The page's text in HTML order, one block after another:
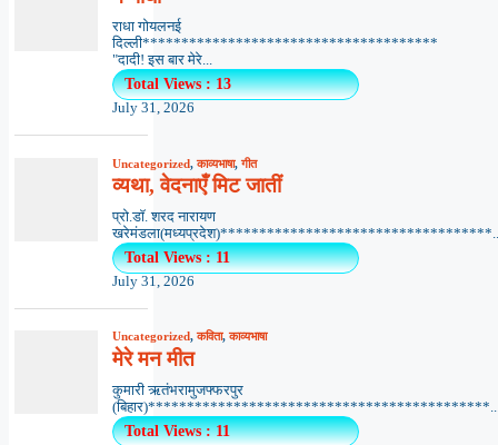
राधा गोयलनई
दिल्ली**************************************
"दादी! इस बार मेरे...
Total Views : 13
July 31, 2026
Uncategorized,काव्यभाषा,गीत
व्यथा, वेदनाएँ मिट जातीं
प्रो.डॉ. शरद नारायण
Total Views : 11
July 31, 2026
Uncategorized,कविता,काव्यभाषा
मेरे मन मीत
कुमारी ऋतंभरामुजफ्फरपुर
Total Views : 11